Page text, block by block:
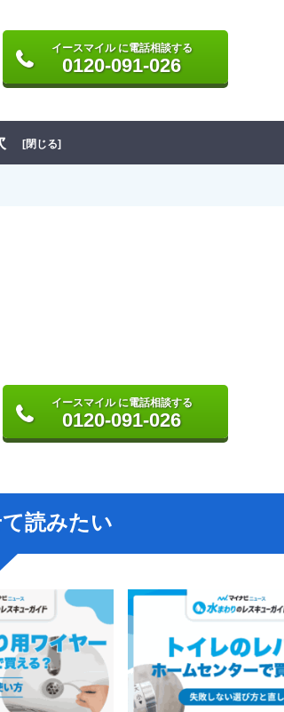
イースマイル に電話相談する
0120-091-026
[閉じる]
イースマイル に電話相談する
0120-091-026
読みたい